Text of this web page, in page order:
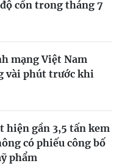
cồn trong tháng 7
mạng Việt Nam
vài phút trước khi
hiện gần 3,5 tấn kem
có phiếu công bố
phẩm